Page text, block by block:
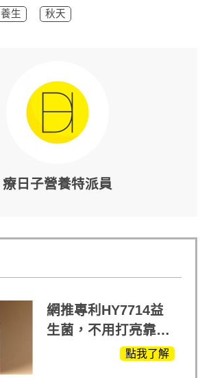
養生 秋天
療日子營養特派員
網推專利HY7714益
生菌，不用打亮靠養
點我了解